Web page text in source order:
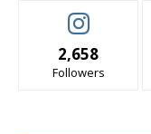
2,658
Followers